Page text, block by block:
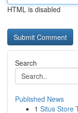
HTML is disabled
Search
Published News
1 Situs Store